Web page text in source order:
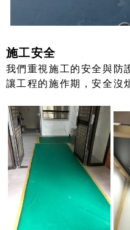
施工安全
我們重視施工的安全與防
讓工程的施作期，安全沒